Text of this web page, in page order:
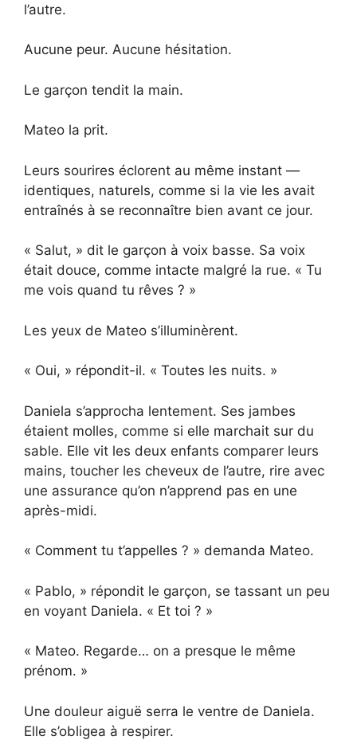
l’autre.
Aucune peur. Aucune hésitation.
Le garçon tendit la main.
Mateo la prit.
Leurs sourires éclorent au même instant —
identiques, naturels, comme si la vie les avait
entraînés à se reconnaître bien avant ce jour.
« Salut, » dit le garçon à voix basse. Sa voix
était douce, comme intacte malgré la rue. « Tu
me vois quand tu rêves ? »
Les yeux de Mateo s’illuminèrent.
« Oui, » répondit-il. « Toutes les nuits. »
Daniela s’approcha lentement. Ses jambes
étaient molles, comme si elle marchait sur du
sable. Elle vit les deux enfants comparer leurs
mains, toucher les cheveux de l’autre, rire avec
une assurance qu’on n’apprend pas en une
après-midi.
« Comment tu t’appelles ? » demanda Mateo.
« Pablo, » répondit le garçon, se tassant un peu
en voyant Daniela. « Et toi ? »
« Mateo. Regarde… on a presque le même
prénom. »
Une douleur aiguë serra le ventre de Daniela.
Elle s’obligea à respirer.